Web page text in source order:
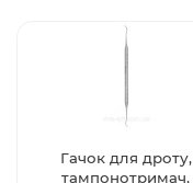
Гачок для дроту,
тампонотримач,